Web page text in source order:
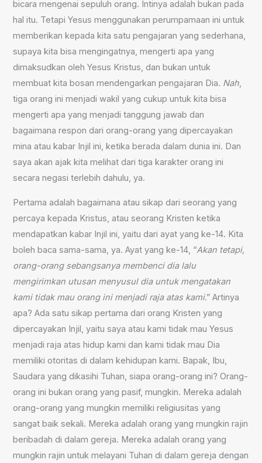
bicara mengenai sepuluh orang. Intinya adalah bukan pada
hal itu. Tetapi Yesus menggunakan perumpamaan ini untuk
memberikan kepada kita satu pengajaran yang sederhana,
supaya kita bisa mengingatnya, mengerti apa yang
dimaksudkan oleh Yesus Kristus, dan bukan untuk
membuat kita bosan mendengarkan pengajaran Dia. Nah,
tiga orang ini menjadi wakil yang cukup untuk kita bisa
mengerti apa yang menjadi tanggung jawab dan
bagaimana respon dari orang-orang yang dipercayakan
mina atau kabar Injil ini, ketika berada dalam dunia ini. Dan
saya akan ajak kita melihat dari tiga karakter orang ini
secara negasi terlebih dahulu, ya.
Pertama adalah bagaimana atau sikap dari seorang yang
percaya kepada Kristus, atau seorang Kristen ketika
mendapatkan kabar Injil ini, yaitu dari ayat yang ke-14. Kita
boleh baca sama-sama, ya. Ayat yang ke-14, “Akan tetapi,
orang-orang sebangsanya membenci dia lalu
mengirimkan utusan menyusul dia untuk mengatakan
kami tidak mau orang ini menjadi raja atas kami.” Artinya
apa? Ada satu sikap pertama dari orang Kristen yang
dipercayakan Injil, yaitu saya atau kami tidak mau Yesus
menjadi raja atas hidup kami dan kami tidak mau Dia
memiliki otoritas di dalam kehidupan kami. Bapak, Ibu,
Saudara yang dikasihi Tuhan, siapa orang-orang ini? Orang-
orang ini bukan orang yang pasif, mungkin. Mereka adalah
orang-orang yang mungkin memiliki religiusitas yang
sangat baik sekali. Mereka adalah orang yang mungkin rajin
beribadah di dalam gereja. Mereka adalah orang yang
mungkin rajin untuk melayani Tuhan di dalam gereja dengan